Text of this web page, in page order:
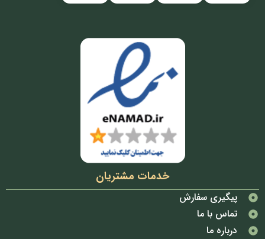
خدمات مشتریان
پیگیری سفارش
تماس با ما
درباره ما